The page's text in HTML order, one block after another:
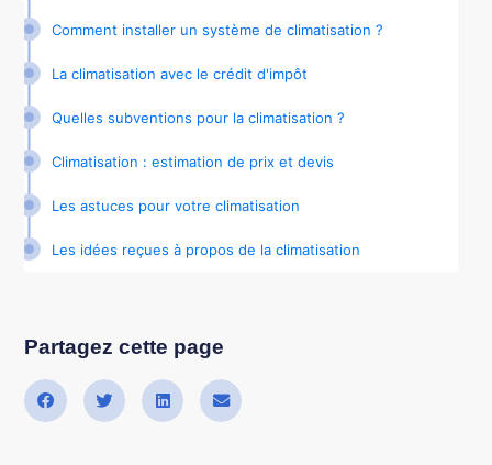
Comment installer un système de climatisation ?
La climatisation avec le crédit d'impôt
Quelles subventions pour la climatisation ?
Climatisation : estimation de prix et devis
Les astuces pour votre climatisation
Les idées reçues à propos de la climatisation
Partagez cette page